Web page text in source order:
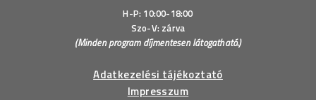
világörökség
H-P: 10:00-18:00
Szo-V: zárva
(Minden program díjmentesen látogatható.)
Adatkezelési tájékoztató
Impresszum